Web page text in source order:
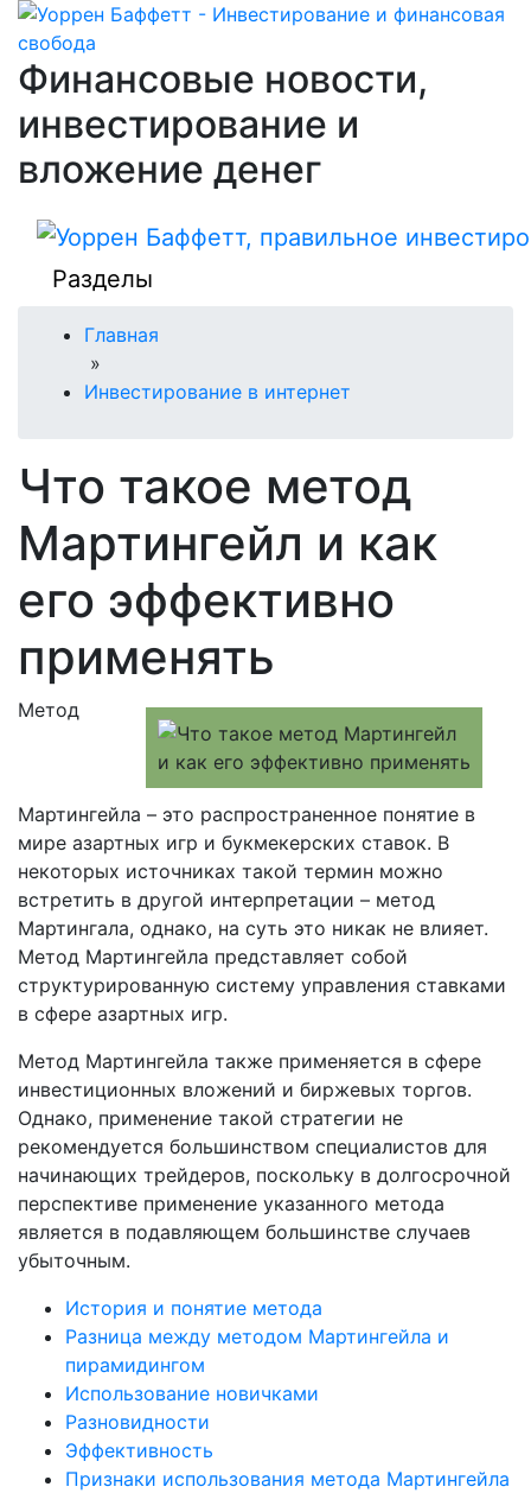
Финансовые новости,
инвестирование и
вложение денег
Разделы
Главная
»
Инвестирование в интернет
Что такое метод
Мартингейл и как
его эффективно
применять
Метод
Мартингейла – это распространенное понятие в
мире азартных игр и букмекерских ставок. В
некоторых источниках такой термин можно
встретить в другой интерпретации – метод
Мартингала, однако, на суть это никак не влияет.
Метод Мартингейла представляет собой
структурированную систему управления ставками
в сфере азартных игр.
Метод Мартингейла также применяется в сфере
инвестиционных вложений и биржевых торгов.
Однако, применение такой стратегии не
рекомендуется большинством специалистов для
начинающих трейдеров, поскольку в долгосрочной
перспективе применение указанного метода
является в подавляющем большинстве случаев
убыточным.
История и понятие метода
Разница между методом Мартингейла и
пирамидингом
Использование новичками
Разновидности
Эффективность
Признаки использования метода Мартингейла